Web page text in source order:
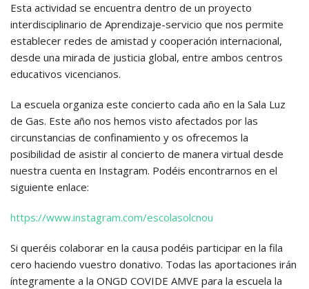
Esta actividad se encuentra dentro de un proyecto
interdisciplinario de Aprendizaje-servicio que nos permite
establecer redes de amistad y cooperación internacional,
desde una mirada de justicia global, entre ambos centros
educativos vicencianos.
La escuela organiza este concierto cada año en la Sala Luz
de Gas. Este año nos hemos visto afectados por las
circunstancias de confinamiento y os ofrecemos la
posibilidad de asistir al concierto de manera virtual desde
nuestra cuenta en Instagram. Podéis encontrarnos en el
siguiente enlace:
https://www.instagram.com/escolasolcnou
Si queréis colaborar en la causa podéis participar en la fila
cero haciendo vuestro donativo. Todas las aportaciones irán
íntegramente a la ONGD COVIDE AMVE para la escuela la